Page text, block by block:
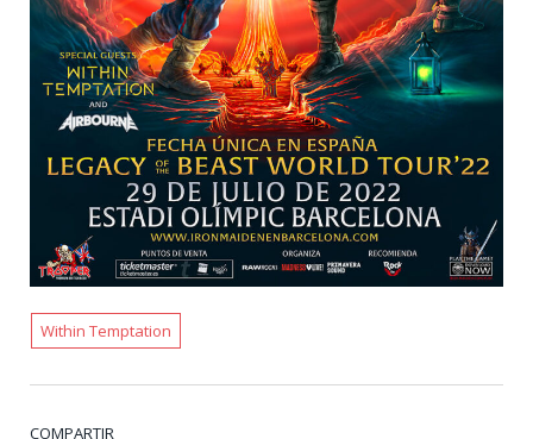
Within Temptation
COMPARTIR